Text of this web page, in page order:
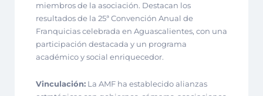
miembros de la asociación. Destacan los
resultados de la 25ª Convención Anual de
Franquicias celebrada en Aguascalientes, con una
participación destacada y un programa
académico y social enriquecedor.
Vinculación: La AMF ha establecido alianzas